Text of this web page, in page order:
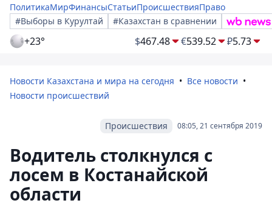
ПолитикаМирФинансыСтатьиПроисшествияПраво
#Выборы в Курултай
#Казахстан в сравнении
+23° $467.48 €539.52 ₽5.73
Новости Казахстана и мира на сегодня
Все новости
Новости происшествий
08:05, 21 сентября 2019
Происшествия
Водитель столкнулся с
лосем в Костанайской
области